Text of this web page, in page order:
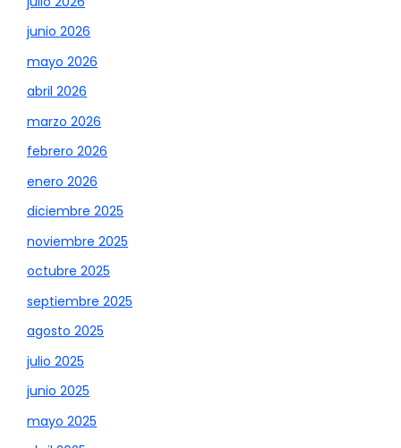
junio 2026
mayo 2026
abril 2026
marzo 2026
febrero 2026
enero 2026
diciembre 2025
noviembre 2025
octubre 2025
septiembre 2025
agosto 2025
julio 2025
junio 2025
mayo 2025